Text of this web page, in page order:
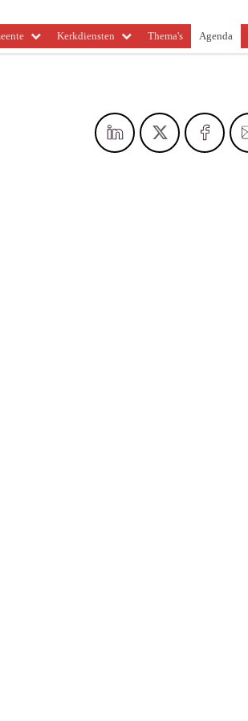
Kerkdiensten Thema's Agenda